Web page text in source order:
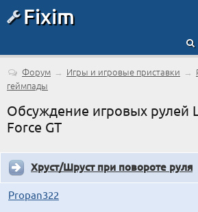
Fixim
Форум → Игры и игровые приставки →
геймпады
Обсуждение игровых рулей
Force GT
Хруст/Шруст при повороте руля
Propan322